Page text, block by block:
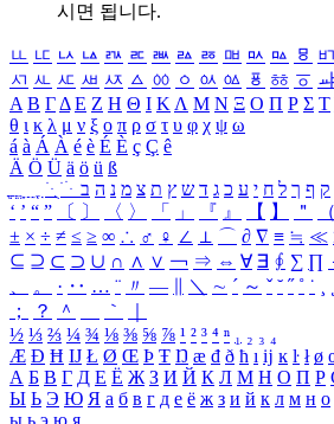
시면 됩니다.
ㅥ ㅦ ㅧ ㅨ ㅩ ㅪ ㅫ ㅬ ㅭ ㅮ ㅯ ㅰ ㅱ ㅲ
ㅺ ㅻ ㅼ ㅽ ㅾ ㅿ ㆀ ㆁ ㆂ ㆃ ㆄ ㆅ ㆆ ㆇ
Α Β ΓΔ Ε Ζ Η Θ Ι ΚΛ Μ Ν Ξ Ο Π Ρ Σ Τ
θ ι κ λ μ ν ξ ο π ρ σ τ υ φ χ ψ ω
á à Á À é è É È ç Ç ê
Ä Ö Ü ä ö ü ß
ִֶֹ ֻּ ׁׂ ק ף ך ל ח י ע כ ג ד ש ץ ת צ מ נ ה ב
‘ ’ “ ” 〔 〕 〈 〉 「 」 『 』 【 】 ＂ （
± × ÷ ≠ ≤ ≥ ∞ ∴ ♂ ♀ ∠ ⊥ ⌒ ∂ ∇ ≡ ≒ ≪
⊆ ⊇ ⊂ ⊃ ∪ ∩ ∧ ∨ ￢ ⇒ ⇔ ∀ ∃ ∮ ∑ ∏
、
。 · ‥ … ¨ 〃 ― ＼ ∼ ´ ～ ˇ ˘ ˝ ˚ ˙ ¸
；
？ ＾ ｀
½ ⅓ ⅔ ¼ ¾ ⅛ ⅜ ⅝ ⅞ ¹ ² ³ ⁴ ⁿ ₁ ₂ ₃ ₄
Æ Ð Ħ Ĳ Ł Ø Œ Þ Ŧ Ŋ æ đ ð ħ ı ĳ ĸ ŀ ł ø
А Б В Г Д Е Ё Ж З И Й К Л М Н О П Р
Ы Ь Э Ю Я а б в г д е ё ж з и й к л м н о